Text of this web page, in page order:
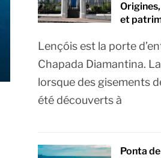
et
Lençóis est la porte
Chapada Diamantina.
lorsque des gisements
été découverts à
Ponta